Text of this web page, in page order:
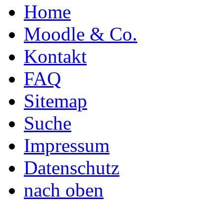
Home
Moodle & Co.
Kontakt
FAQ
Sitemap
Suche
Impressum
Datenschutz
nach oben